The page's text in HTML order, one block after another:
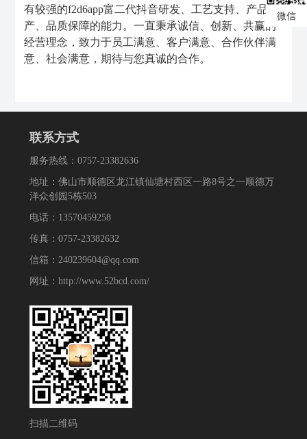
有较强的f2d6app富二代抖音研发、工艺支持、产品量
产、品质保障的能力。一直秉承诚信、创新、共赢的
经营理念，致力于员工满意、客户满意、合作伙伴满
意、社会满意，期待与您真诚的合作。
联系方式
服务热线：0757-23382636
地址：佛山市顺德区龙江镇仙塘村西区一路8号之一顺德万
洋众创园5栋503
电话：13570459258
传真：0757-23382632
信箱：240239604@qq.com
网址：http://www.52bcd.com/
扫描二维码
微信